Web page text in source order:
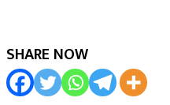
SHARE NOW